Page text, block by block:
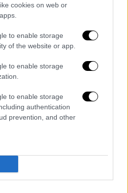
cookies on web or
to enable storage
of the website or app.
to enable storage
to enable storage
authentication
prevention, and other
οι πρώτοι που
ήταν οι
από το ΕΚΑΒ,
ήταν οι
Μητσοτάκη για τις
από τον Απρίλιο και
τον πατέρα της
Μπάμπη